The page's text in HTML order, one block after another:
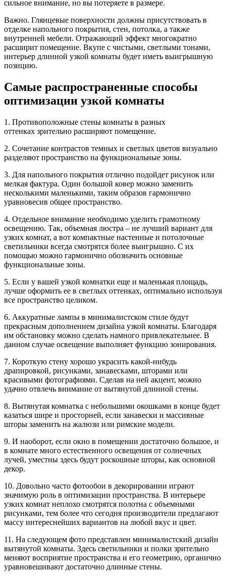
сильное внимание, но вы потеряете в размере.
Важно. Глянцевые поверхности должны присутствовать в
отделке напольного покрытия, стен, потолка, а также
внутренней мебели. Отражающий эффект многократно
расширит помещение. Вкупе с чистыми, светлыми тонами,
интерьер длинной узкой комнаты будет иметь выигрышную
позицию.
Самые распространенные способы
оптимизации узкой комнаты
1. Противоположные стены комнаты в разных
оттенках зрительно расширяют помещение.
2. Сочетание контрастов темных и светлых цветов визуально
разделяют пространство на функциональные зоны.
3. Для напольного покрытия отлично подойдет рисунок или
мелкая фактура. Один большой ковер можно заменить
несколькими маленькими, таким образов гармонично
уравновесив общее пространство.
4. Отдельное внимание необходимо уделить грамотному
освещению. Так, объемная люстра – не лучший вариант для
узких комнат, а вот компактные настенные и потолочные
светильники всегда смотрятся более выигрышно. С их
помощью можно гармонично обозначить основные
функциональные зоны.
5. Если у вашей узкой комнатки еще и маленькая площадь,
лучше оформить ее в светлых оттенках, оптимально используя
все пространство целиком.
6. Аккуратные лампы в минималистском стиле будут
прекрасным дополнением дизайна узкой комнаты. Благодаря
им обстановку можно сделать намного привлекательнее. В
данном случае освещение выполняет функцию зонирования.
7. Короткую стену хорошо украсить какой-нибудь
драпировкой, рисунками, занавесками, шторами или
красивыми фотографиями. Сделав на ней акцент, можно
удачно отвлечь внимание от вытянутой длинной стены.
8. Вытянутая комнатка с небольшими окошками в конце будет
казаться шире и просторней, если занавески и массивные
шторы заменить на жалюзи или римские модели.
9. И наоборот, если окно в помещении достаточно большое, и
в комнате много естественного освещения от солнечных
лучей, уместны здесь будут роскошные шторы, как основной
декор.
10. Довольно часто фотообои в декорировании играют
значимую роль в оптимизации пространства. В интерьере
узких комнат неплохо смотрятся полотна с объемными
рисунками, тем более что сегодня производители предлагают
массу интереснейших вариантов на любой вкус и цвет.
11. На следующем фото представлен минималистский дизайн
вытянутой комнаты. Здесь светильники и полки зрительно
меняют восприятие пространства и его геометрию, органично
уравновешивают достаточно длинные стены.